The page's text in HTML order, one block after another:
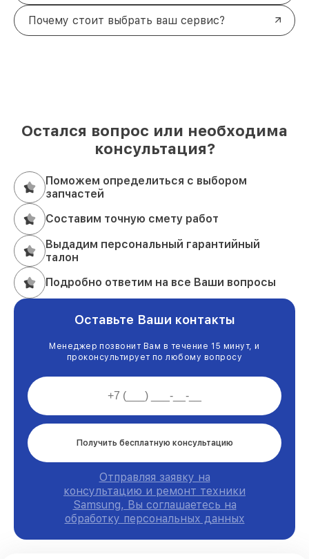
Почему стоит выбрать ваш сервис?
Остался вопрос или необходима
консультация?
Поможем определиться с выбором
запчастей
Составим точную смету работ
Выдадим персональный гарантийный
талон
Подробно ответим на все Ваши вопросы
Оставьте Ваши контакты
Менеджер позвонит Вам в течение 15 минут, и
проконсультирует по любому вопросу
Получить бесплатную консультацию
Отправляя заявку на
консультацию и ремонт техники
Samsung, Вы соглашаетесь на
обработку персональных данных